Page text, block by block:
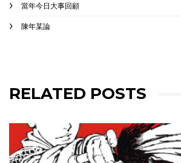
當年今日大事回顧
陳年某論
RELATED POSTS